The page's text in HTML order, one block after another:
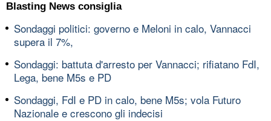
Blasting News consiglia
Sondaggi politici: governo e Meloni in calo, Vannacci
supera il 7%,
Sondaggi: battuta d'arresto per Vannacci; rifiatano FdI,
Lega, bene M5s e PD
Sondaggi, FdI e PD in calo, bene M5s; vola Futuro
Nazionale e crescono gli indecisi